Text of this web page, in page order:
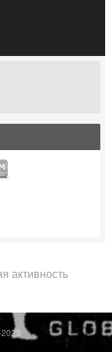
активность